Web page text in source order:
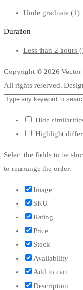
Undergraduate (1)
Duration
Less than 2 hours
Copyright © 2026 Vector
All rights reserved.
Hide
Highlight
Select the fields to be
to rearrange the order.
Image
SKU
Rating
Price
Stock
Availability
Add to cart
Description